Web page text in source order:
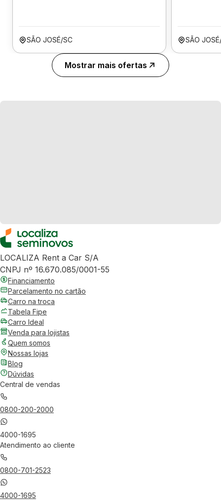
SÃO JOSÉ/SC SÃO
Mostrar mais ofertas
LOCALIZA Rent a Car S/A
CNPJ nº 16.670.085/0001-55
Financiamento
Parcelamento no cartão
Carro na troca
Tabela Fipe
Carro Ideal
Venda para lojistas
Quem somos
Nossas lojas
Blog
Dúvidas
Central de vendas
0800-200-2000
4000-1695
Atendimento ao cliente
0800-701-2523
4000-1695